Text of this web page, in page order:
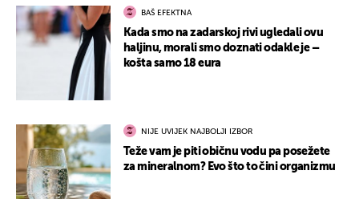
BAŠ EFEKTNA
Kada smo na zadarskoj rivi ugledali ovu
haljinu, morali smo doznati odakle je –
košta samo 18 eura
NIJE UVIJEK NAJBOLJI IZBOR
Teže vam je piti običnu vodu pa posežete
za mineralnom? Evo što to čini organizmu